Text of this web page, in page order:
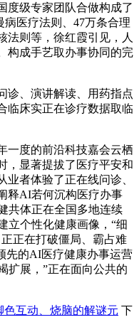
度级专家团队合做构成了
病医疗法则、47万条合理
法则等，徐红霞引见，人
构成手艺取办事协同的完
、演讲解读、用药指点
临床实正在诊疗数据取临
度的前沿科技嘉会云栖
，显著提拔了医疗平安和
者体验了正在线问诊、
释AI若何沉构医疗办事
共体正在全国多地连续
立个性化健康画像，“细
正在打破僵局、霸占难
先的AI医疗健康办事运营
扩展，”正在面向公共的
互动、烧脑的解谜元 下